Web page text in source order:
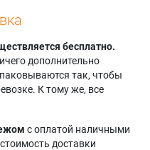
бесплатно.
дополнительно
так, чтобы
К тому же, все
с оплатой наличными
доставки